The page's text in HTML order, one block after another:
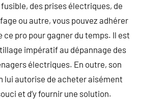
des prises électriques, de
ou autre, vous pouvez adhérer
ce pro pour gagner du temps. Il est
impératif au dépannage des
électriques. En outre, son
lui autorise de acheter aisément
et d’y fournir une solution.